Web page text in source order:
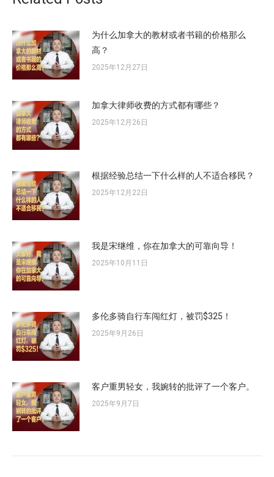
为什么加拿大的教材或者书籍的价格那么
高？
2025年12月27日
加拿大律师收费的方式都有哪些？
2025年12月26日
根据经验总结一下什么样的人不适合移民？
2025年12月22日
我是宋继维，你在加拿大的可靠向导！
2025年10月11日
多伦多骑自行车闯红灯，被罚$325！
2025年9月26日
客户重男轻女，我婉转的批评了一个客户。
2025年9月7日